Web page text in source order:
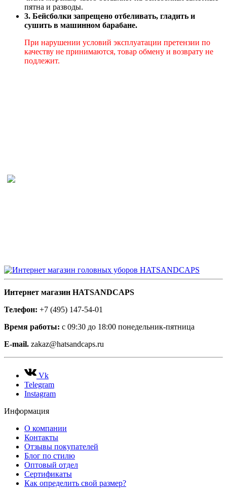
пятна и разводы.
3. Бейсболки запрещено отбеливать, гладить и
сушить в машинном барабане.
При нарушении условий эксплуатации претензии по
качеству не принимаются, товар обмену и возврату не
подлежит.
Интернет магазин HATSANDCAPS
Телефон: +7 (495) 147-54-01
Время работы: с 09:30 до 18:00 понедельник-пятница
E-mail. zakaz@hatsandcaps.ru
Vk
Telegram
Instagram
Информация
О компании
Контакты
Отзывы покупателей
Блог по стилю
Оптовый отдел
Сертификаты
Как определить свой размер?